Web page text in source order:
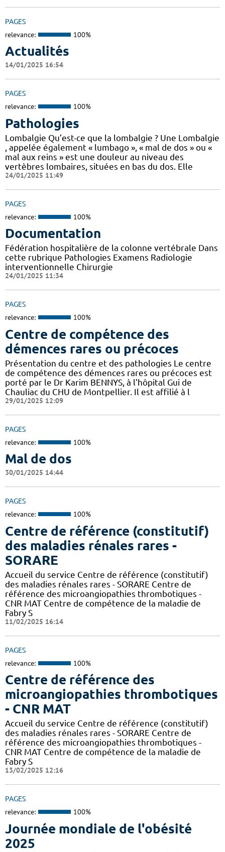
PAGES
relevance: 100%
Actualités
14/01/2025 16:54
PAGES
relevance: 100%
Pathologies
Lombalgie Qu’est-ce que la lombalgie ? Une Lombalgie
, appelée également « lumbago », « mal de dos » ou «
mal aux reins » est une douleur au niveau des
vertèbres lombaires, situées en bas du dos. Elle
24/01/2025 11:49
PAGES
relevance: 100%
Documentation
Fédération hospitalière de la colonne vertébrale Dans
cette rubrique Pathologies Examens Radiologie
interventionnelle Chirurgie
24/01/2025 11:34
PAGES
relevance: 100%
Centre de compétence des
démences rares ou précoces
Présentation du centre et des pathologies Le centre
de compétence des démences rares ou précoces est
porté par le Dr Karim BENNYS, à l'hôpital Gui de
Chauliac du CHU de Montpellier. Il est affilié à l
29/01/2025 12:09
PAGES
relevance: 100%
Mal de dos
30/01/2025 14:44
PAGES
relevance: 100%
Centre de référence (constitutif)
des maladies rénales rares -
SORARE
Accueil du service Centre de référence (constitutif)
des maladies rénales rares - SORARE Centre de
référence des microangiopathies thrombotiques -
CNR MAT Centre de compétence de la maladie de
Fabry S
11/02/2025 16:14
PAGES
relevance: 100%
Centre de référence des
microangiopathies thrombotiques
- CNR MAT
Accueil du service Centre de référence (constitutif)
des maladies rénales rares - SORARE Centre de
référence des microangiopathies thrombotiques -
CNR MAT Centre de compétence de la maladie de
Fabry S
13/02/2025 12:16
PAGES
relevance: 100%
Journée mondiale de l'obésité
2025